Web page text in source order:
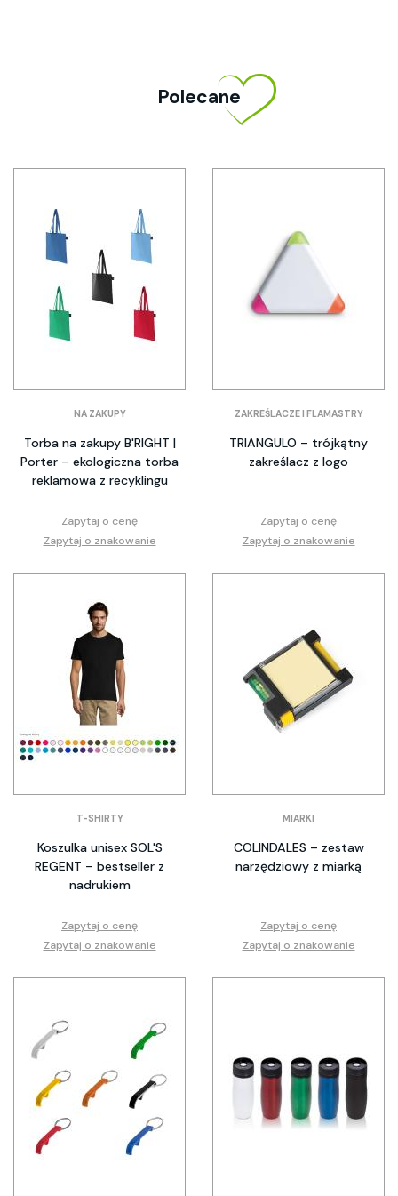
Polecane
NA ZAKUPY
Torba na zakupy B'RIGHT |
Porter – ekologiczna torba
reklamowa z recyklingu
Zapytaj o cenę
Zapytaj o znakowanie
ZAKREŚLACZE I FLAMASTRY
TRIANGULO – trójkątny
zakreślacz z logo
Zapytaj o cenę
Zapytaj o znakowanie
T-SHIRTY
Koszulka unisex SOL'S
REGENT – bestseller z
nadrukiem
Zapytaj o cenę
Zapytaj o znakowanie
MIARKI
COLINDALES – zestaw
narzędziowy z miarką
Zapytaj o cenę
Zapytaj o znakowanie